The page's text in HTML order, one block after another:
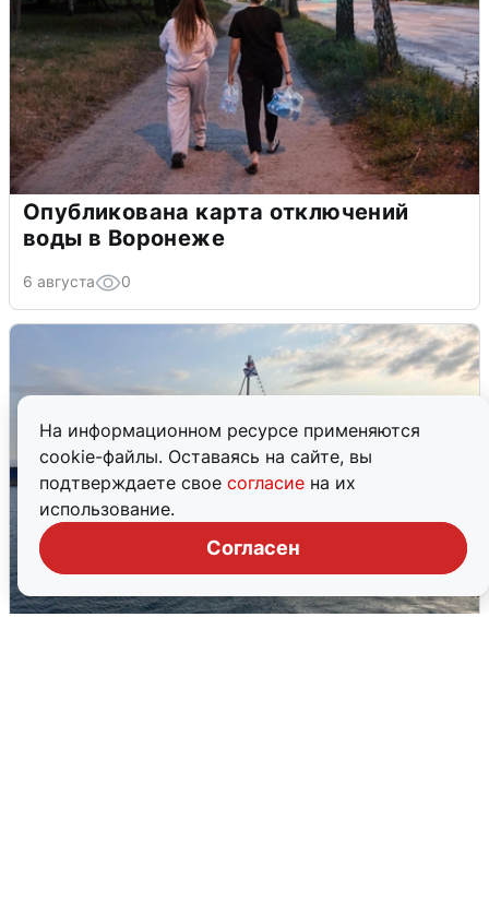
На информационном ресурсе применяются
cookie-файлы. Оставаясь на сайте, вы
подтверждаете свое согласие на их
использование.
Согласен
Опубликована карта отключений
воды в Воронеже
6 августа 0